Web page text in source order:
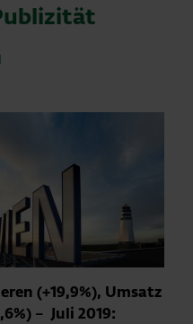
(+19,9%), Umsatz
– Juli 2019: